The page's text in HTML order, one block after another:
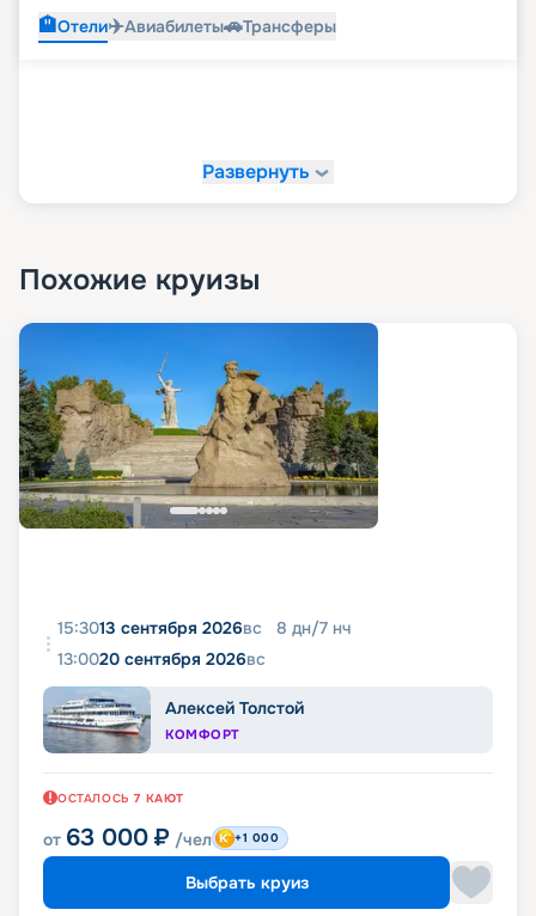
🏨Отели✈️Авиабилеты🚗Трансферы
Развернуть
Похожие круизы
15:3013 сентября 2026вс 8 дн/7 нч
13:0020 сентября 2026вс
Алексей Толстой
КОМФОРТ
ОСТАЛОСЬ 7 КАЮТ
от 63 000 ₽ /чел +1 000
Выбрать круиз